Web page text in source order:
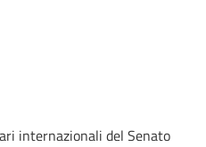
internazionali del Senato